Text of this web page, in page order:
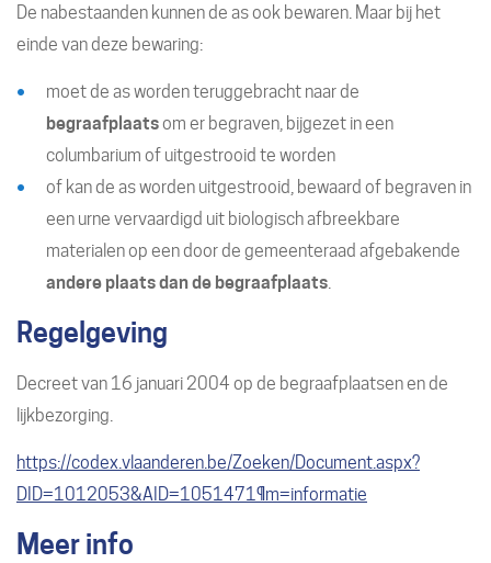
De nabestaanden kunnen de as ook bewaren. Maar bij het
einde van deze bewaring:
moet de as worden teruggebracht naar de
begraafplaatsom er begraven, bijgezet in een
columbarium of uitgestrooid te worden
of kan de as worden uitgestrooid, bewaard of begraven in
een urne vervaardigd uit biologisch afbreekbare
materialen op een door de gemeenteraad afgebakende
andere plaats dan de begraafplaats
Regelgeving
Decreet van 16 januari 2004 op de begraafplaatsen en de
lijkbezorging.
https://codex.vlaanderen.be/Zoeken/Document.aspx?
DID=1012053&AID=1051471¶m=informatie
Meer info